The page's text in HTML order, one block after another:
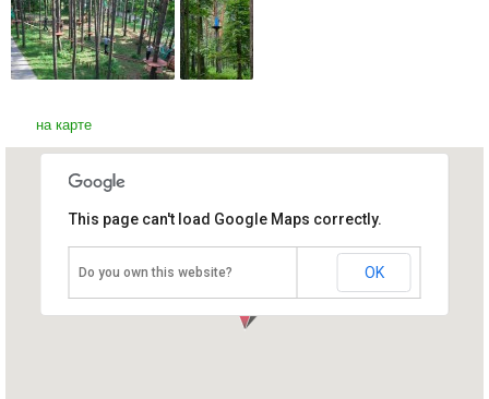
на карте
Парк приключений “ONE”
This page can't load Google Maps correctly.
Do you own this website? OK